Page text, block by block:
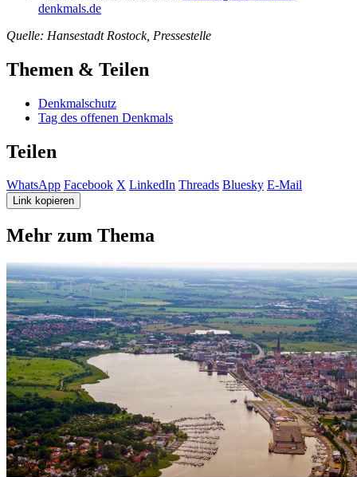
denkmals.de
Quelle: Hansestadt Rostock, Pressestelle
Themen & Teilen
Denkmalschutz
Tag des offenen Denkmals
Teilen
WhatsApp Facebook X LinkedIn Threads Bluesky E-Mail
Link kopieren
Mehr zum Thema